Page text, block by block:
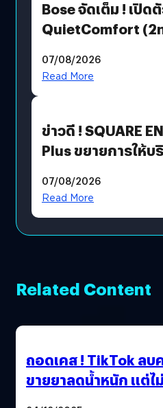
Bose จัดเต็ม ! เปิด
QuietComfort
07/08/2026
Read More
ข่าวดี ! SQUARE
Plus ขยายการให้บ
โดยตรง
07/08/2026
Read More
Related Content
ถอดเคส ! TikTok ลบ
ขายยาลดน้ำหนัก แต่ไ